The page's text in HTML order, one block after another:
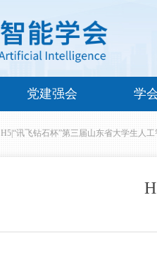
党建强会 学
H5|“讯飞钻石杯”第三届山东省大学生人